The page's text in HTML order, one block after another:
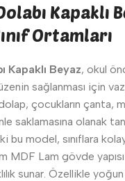
Kapaklı
Ortamları
Kapaklı Beyaz, okul
sağlanması için
çocukların çanta,
saklamasına olanak
bu model, sınıflara
MDF Lam gövde
sunar. Özellikle yoğun